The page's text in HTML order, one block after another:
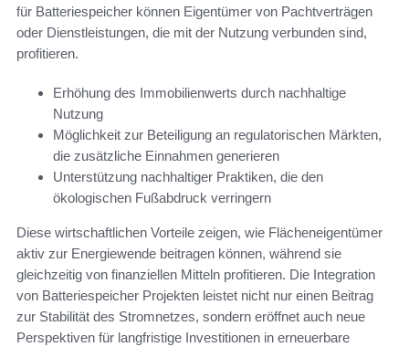
für Batteriespeicher können Eigentümer von Pachtverträgen
oder Dienstleistungen, die mit der Nutzung verbunden sind,
profitieren.
Erhöhung des Immobilienwerts durch nachhaltige
Nutzung
Möglichkeit zur Beteiligung an regulatorischen Märkten,
die zusätzliche Einnahmen generieren
Unterstützung nachhaltiger Praktiken, die den
ökologischen Fußabdruck verringern
Diese wirtschaftlichen Vorteile zeigen, wie Flächeneigentümer
aktiv zur Energiewende beitragen können, während sie
gleichzeitig von finanziellen Mitteln profitieren. Die Integration
von Batteriespeicher Projekten leistet nicht nur einen Beitrag
zur Stabilität des Stromnetzes, sondern eröffnet auch neue
Perspektiven für langfristige Investitionen in erneuerbare